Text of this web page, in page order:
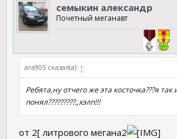
семыкин александр
Почетный меганавт
ara905 сказал(а): ↑
Ребята,ну отчего же эта косточка???я так
понял?????????,,хэлп!!!
от 2[ литрового мегана2